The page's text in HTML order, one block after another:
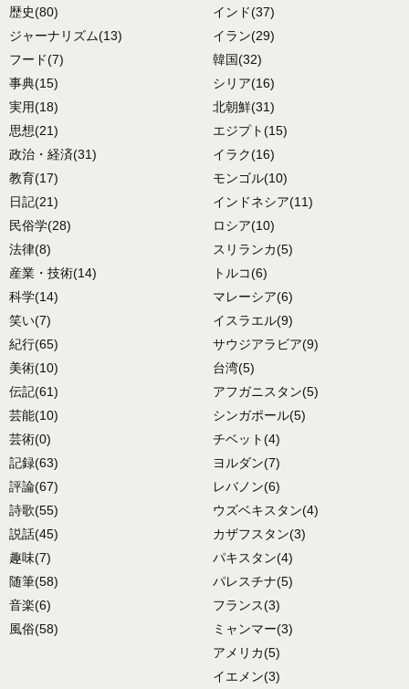
歴史(80)
ジャーナリズム(13)
フード(7)
事典(15)
実用(18)
思想(21)
政治・経済(31)
教育(17)
日記(21)
民俗学(28)
法律(8)
産業・技術(14)
科学(14)
笑い(7)
紀行(65)
美術(10)
伝記(61)
芸能(10)
芸術(0)
記録(63)
評論(67)
詩歌(55)
説話(45)
趣味(7)
随筆(58)
音楽(6)
風俗(58)
インド(37)
イラン(29)
韓国(32)
シリア(16)
北朝鮮(31)
エジプト(15)
イラク(16)
モンゴル(10)
インドネシア(11)
ロシア(10)
スリランカ(5)
トルコ(6)
マレーシア(6)
イスラエル(9)
サウジアラビア(9)
台湾(5)
アフガニスタン(5)
シンガポール(5)
チベット(4)
ヨルダン(7)
レバノン(6)
ウズベキスタン(4)
カザフスタン(3)
パキスタン(4)
パレスチナ(5)
フランス(3)
ミャンマー(3)
アメリカ(5)
イエメン(3)